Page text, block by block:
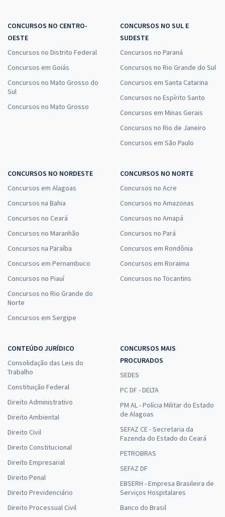
CONCURSOS NO CENTRO-
OESTE
Concursos no Distrito Federal
Concursos em Goiás
Concursos no Mato Grosso do
Sul
Concursos no Mato Grosso
CONCURSOS NO SUL E
SUDESTE
Concursos no Paraná
Concursos no Rio Grande do Sul
Concursos em Santa Catarina
Concursos no Espírito Santo
Concursos em Minas Gerais
Concursos no Rio de Janeiro
Concursos em São Paulo
CONCURSOS NO NORDESTE
Concursos em Alagoas
Concursos na Bahia
Concursos no Ceará
Concursos no Maranhão
Concursos na Paraíba
Concursos em Pernambuco
Concursos no Piauí
Concursos no Rio Grande do
Norte
Concursos em Sergipe
CONCURSOS NO NORTE
Concursos no Acre
Concursos no Amazonas
Concursos no Amapá
Concursos no Pará
Concursos em Rondônia
Concursos em Roraima
Concursos no Tocantins
CONTEÚDO JURÍDICO
Consolidação das Leis do
Trabalho
Constituição Federal
Direito Administrativo
Direito Ambiental
Direito Civil
Direito Constitucional
Direito Empresarial
Direito Penal
Direito Previdenciário
Direito Processual Civil
CONCURSOS MAIS
PROCURADOS
SEDES
PC DF - DELTA
PM AL - Polícia Militar do Estado
de Alagoas
SEFAZ CE - Secretaria da
Fazenda do Estado do Ceará
PETROBRAS
SEFAZ DF
EBSERH - Empresa Brasileira de
Serviços Hospitalares
Banco do Brasil